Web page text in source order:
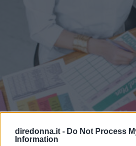
diredonna.it - Do Not Process
Information